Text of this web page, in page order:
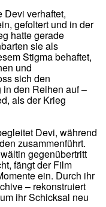
Devi verhaftet,
gefoltert und in der
hatte gerade
sie als
Stigma behaftet,
und
sich den
den Reihen auf –
als der Krieg
Devi, während
zusammenführt.
gegenübertritt
fängt der Film
ein. Durch ihr
– rekonstruiert
ihr Schicksal neu